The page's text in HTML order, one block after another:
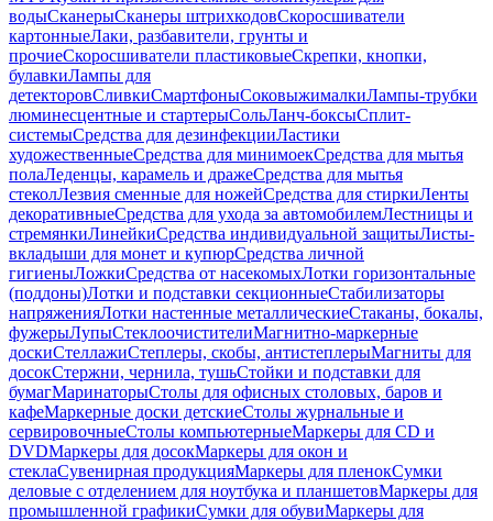
водыСканерыСканеры штрихкодовСкоросшиватели
картонныеЛаки, разбавители, грунты и
прочиеСкоросшиватели пластиковыеСкрепки, кнопки,
булавкиЛампы для
детекторовСливкиСмартфоныСоковыжималкиЛампы-трубки
люминесцентные и стартерыСольЛанч-боксыСплит-
системыСредства для дезинфекцииЛастики
художественныеСредства для минимоекСредства для мытья
полаЛеденцы, карамель и дражеСредства для мытья
стеколЛезвия сменные для ножейСредства для стиркиЛенты
декоративныеСредства для ухода за автомобилемЛестницы и
стремянкиЛинейкиСредства индивидуальной защитыЛисты-
вкладыши для монет и купюрСредства личной
гигиеныЛожкиСредства от насекомыхЛотки горизонтальные
(поддоны)Лотки и подставки секционныеСтабилизаторы
напряженияЛотки настенные металлическиеСтаканы, бокалы,
фужерыЛупыСтеклоочистителиМагнитно-маркерные
доскиСтеллажиСтеплеры, скобы, антистеплерыМагниты для
досокСтержни, чернила, тушьСтойки и подставки для
бумагМаринаторыСтолы для офисных столовых, баров и
кафеМаркерные доски детскиеСтолы журнальные и
сервировочныеСтолы компьютерныеМаркеры для CD и
DVDМаркеры для досокМаркеры для окон и
стеклаСувенирная продукцияМаркеры для пленокСумки
деловые с отделением для ноутбука и планшетовМаркеры для
промышленной графикиСумки для обувиМаркеры для